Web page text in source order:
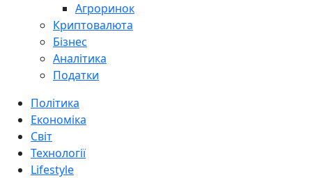
Агроринок
Криптовалюта
Бізнес
Аналітика
Податки
Політика
Економіка
Світ
Технології
Lifestyle